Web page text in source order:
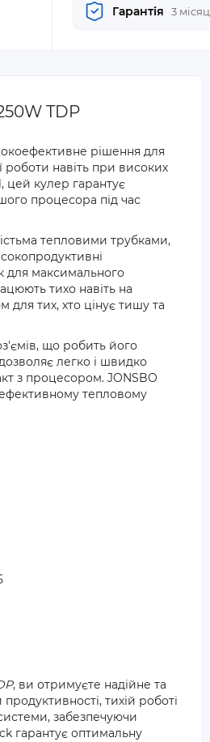
Гарантія 3
TDP
рішення для
навіть при високих
цей кулер гарантує
процесора під час
тепловими трубками,
для максимального
тихо навіть на
тих, хто цінує тишу та
що робить його
легко і швидко
з процесором. JONSBO
тепловому
, ви отримуєте надійне та
тихій роботі
забезпечуючи
гарантує оптимальну